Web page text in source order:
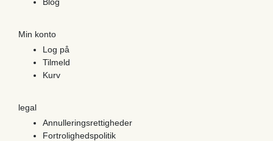
Min konto
Log på
Tilmeld
Kurv
legal
Annulleringsrettigheder
Fortrolighedspolitik